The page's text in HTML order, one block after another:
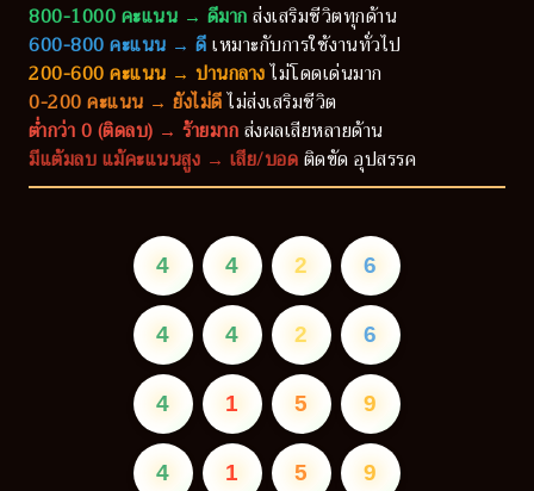
800-1000 คะแนน → ดีมากส่งเสริมชีวิตทุกด้าน
600-800 คะแนน → ดีเหมาะกับการใช้งานทั่วไป
200-600 คะแนน → ปานกลางไม่โดดเด่นมาก
0-200 คะแนน → ยังไม่ดีไม่ส่งเสริมชีวิต
ต่ำกว่า 0 (ติดลบ) → ร้ายมากส่งผลเสียหลายด้าน
มีแต้มลบ แม้คะแนนสูง → เสีย/บอดติดขัด อุปสรรค
4 4 2 6
4 4 2 6
4 1 5 9
4 1 5 9